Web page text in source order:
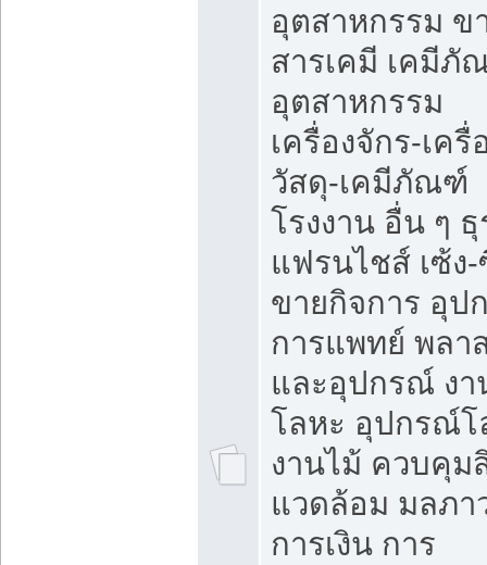
อุตสาหกรรม ข
สารเคมี เคมีภั
อุตสาหกรรม
เครื่องจักร-เครื่
วัสดุ-เคมีภัณฑ์
โรงงาน อื่น ๆ
แฟรนไชส์ เซ้ง
ขายกิจการ อุป
การแพทย์ พลา
และอุปกรณ์ งา
โลหะ อุปกรณ์โ
งานไม้ ควบคุม
แวดล้อม มลภา
การเงิน การ